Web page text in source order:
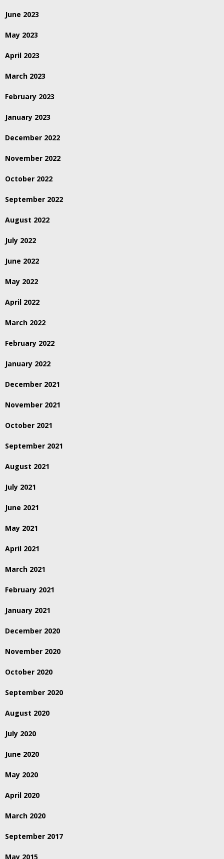
June 2023
May 2023
April 2023
March 2023
February 2023
January 2023
December 2022
November 2022
October 2022
September 2022
August 2022
July 2022
June 2022
May 2022
April 2022
March 2022
February 2022
January 2022
December 2021
November 2021
October 2021
September 2021
August 2021
July 2021
June 2021
May 2021
April 2021
March 2021
February 2021
January 2021
December 2020
November 2020
October 2020
September 2020
August 2020
July 2020
June 2020
May 2020
April 2020
March 2020
September 2017
May 2015